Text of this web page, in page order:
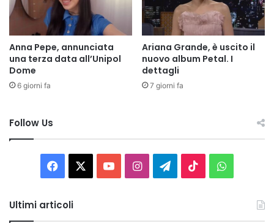
Anna Pepe, annunciata
una terza data all’Unipol
Dome
6 giorni fa
Ariana Grande, è uscito il
nuovo album Petal. I
dettagli
7 giorni fa
Follow Us
Facebook You InstagramTelegram
TikTok
Ultimi articoli